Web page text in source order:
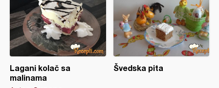
Lagani kolač sa
malinama
Švedska pita